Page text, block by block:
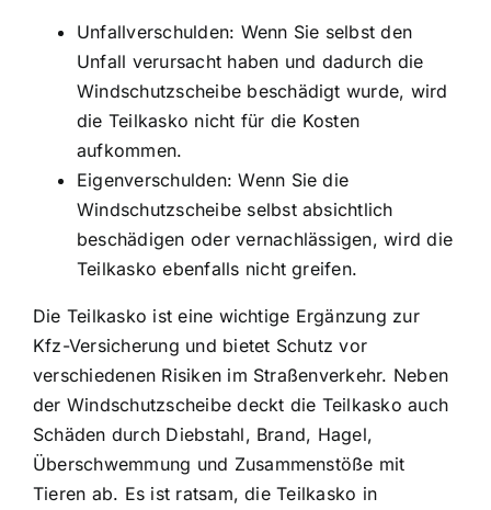
Unfallverschulden: Wenn Sie selbst den
Unfall verursacht haben und dadurch die
Windschutzscheibe beschädigt wurde, wird
die Teilkasko nicht für die Kosten
aufkommen.
Eigenverschulden: Wenn Sie die
Windschutzscheibe selbst absichtlich
beschädigen oder vernachlässigen, wird die
Teilkasko ebenfalls nicht greifen.
Die Teilkasko ist eine wichtige Ergänzung zur
Kfz-Versicherung und bietet Schutz vor
verschiedenen Risiken im Straßenverkehr. Neben
der Windschutzscheibe deckt die Teilkasko auch
Schäden durch Diebstahl, Brand, Hagel,
Überschwemmung und Zusammenstöße mit
Tieren ab. Es ist ratsam, die Teilkasko in